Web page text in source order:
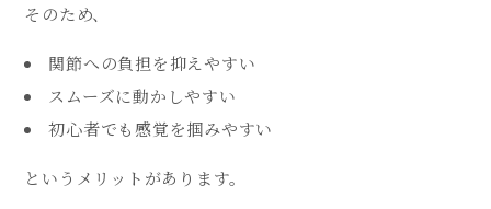
そのため、
関節への負担を抑えやすい
スムーズに動かしやすい
初心者でも感覚を掴みやすい
というメリットがあります。